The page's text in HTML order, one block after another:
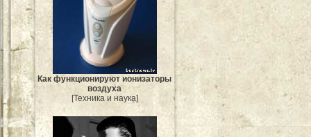
Как функционируют ионизаторы
воздуха
[Техника и наука]